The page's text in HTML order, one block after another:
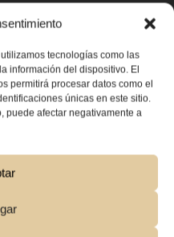
tecnologías como las
información del dispositivo. El
permitirá procesar datos como el
únicas en este sitio.
puede afectar negativamente a